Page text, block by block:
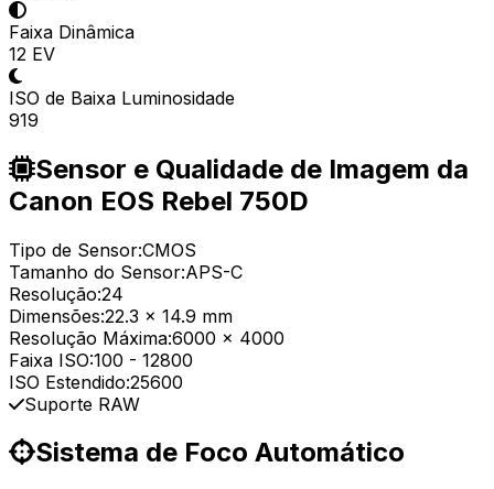
Faixa Dinâmica
12 EV
ISO de Baixa Luminosidade
919
Sensor e Qualidade de Imagem da
Canon EOS Rebel 750D
Tipo de Sensor:CMOS
Tamanho do Sensor:APS-C
Resolução:24
Dimensões:22.3 x 14.9 mm
Resolução Máxima:6000 x 4000
Faixa ISO:100 - 12800
ISO Estendido:25600
Suporte RAW
Sistema de Foco Automático